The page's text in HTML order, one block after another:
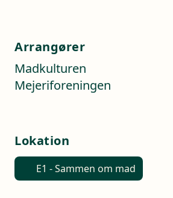
Arrangører
Madkulturen
Mejeriforeningen
Lokation
E1 - Sammen om mad